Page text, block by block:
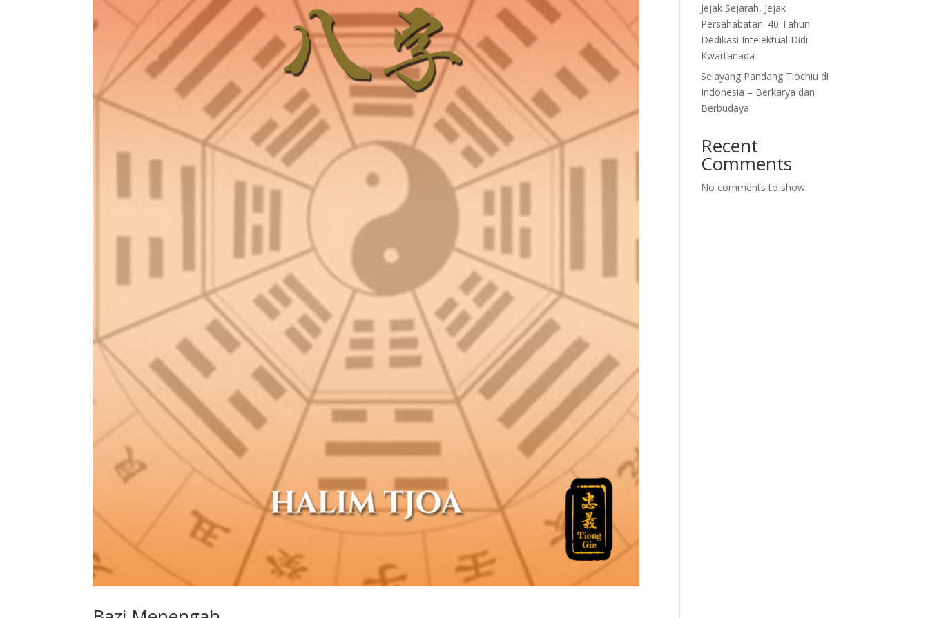
Jejak Sejarah, Jejak
Persahabatan: 40 Tahun
Dedikasi Intelektual Didi
Kwartanada
Selayang Pandang Tiochiu di
Indonesia – Berkarya dan
Berbudaya
Recent
Comments
No comments to show.